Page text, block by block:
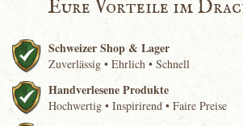
Eure Vorteile im
Schweizer Shop & Lager
Zuverlässig • Ehrlich • Schnell
Handverlesene Produkte
Hochwertig • Inspirirend • Faire Preise